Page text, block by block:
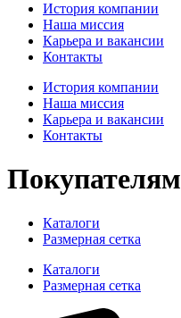
История компании
Наша миссия
Карьера и вакансии
Контакты
История компании
Наша миссия
Карьера и вакансии
Контакты
Покупателям
Каталоги
Размерная сетка
Каталоги
Размерная сетка